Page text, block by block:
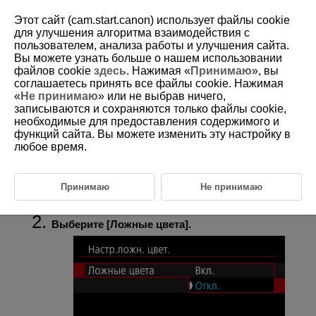
D375-103
Настройки ложных цветов
Отображение ложных цветов
Во время записи видео на экране отображается кодированное
цветом изображение с шестью цветами на основе уровня яркости.
Выберите [ :Настр.ложн. цвет.] (
).
Выберите [Ложные цвета].
Этот сайт (cam.start.canon) использует файлы cookie
для улучшения алгоритма взаимодействия с
пользователем, анализа работы и улучшения сайта.
Вы можете узнать больше о нашем использовании
файлов cookie здесь. Нажимая «Принимаю», вы
соглашаетесь принять все файлы cookie. Нажимая
«Не принимаю» или не выбрав ничего,
записываются и сохраняются только файлы cookie,
необходимые для предоставления содержимого и
функций сайта. Вы можете изменить эту настройку в
любое время.
Принимаю Не принимаю